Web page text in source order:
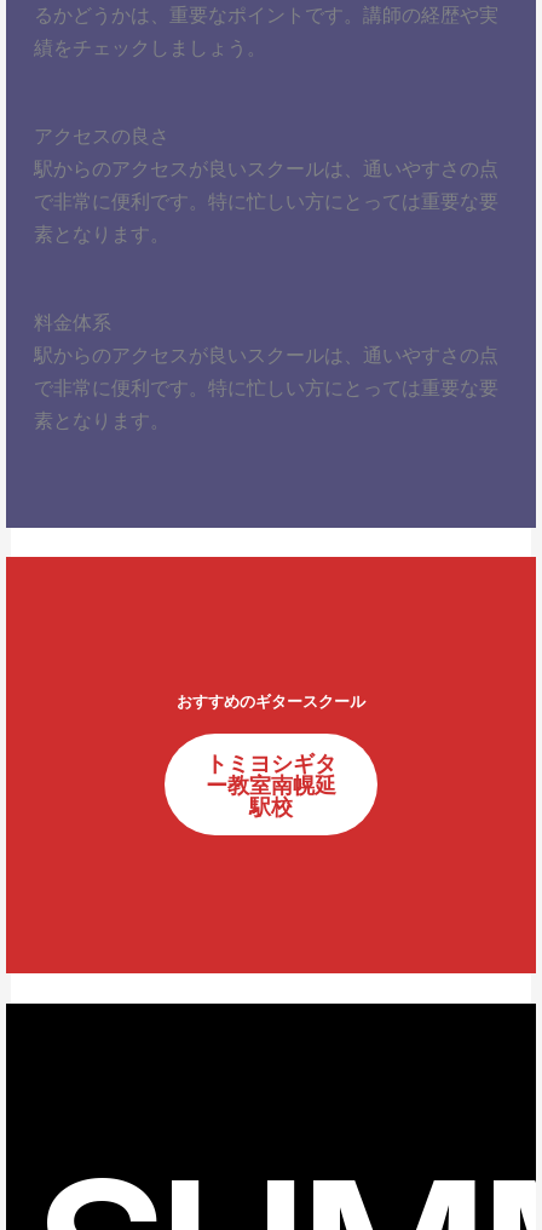
るかどうかは、重要なポイントです。講師の経歴や実
績をチェックしましょう。
アクセスの良さ
駅からのアクセスが良いスクールは、通いやすさの点
で非常に便利です。特に忙しい方にとっては重要な要
素となります。
料金体系
駅からのアクセスが良いスクールは、通いやすさの点
で非常に便利です。特に忙しい方にとっては重要な要
素となります。
おすすめのギタースクール
トミヨシギタ
ー教室南幌延
駅校